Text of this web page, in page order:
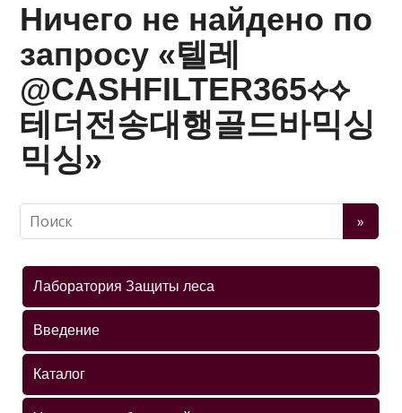
Ничего не найдено по
запросу «텔레
@CASHFILTER365⟡⟡
테더전송대행골드바믹싱
믹싱»
Лаборатория Защиты леса
Введение
Каталог